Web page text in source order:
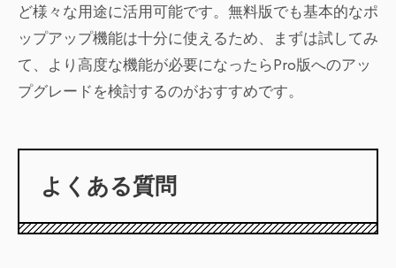
ど様々な用途に活用可能です。無料版でも基本的なポ
ップアップ機能は十分に使えるため、まずは試してみ
て、より高度な機能が必要になったらPro版へのアッ
プグレードを検討するのがおすすめです。
よくある質問